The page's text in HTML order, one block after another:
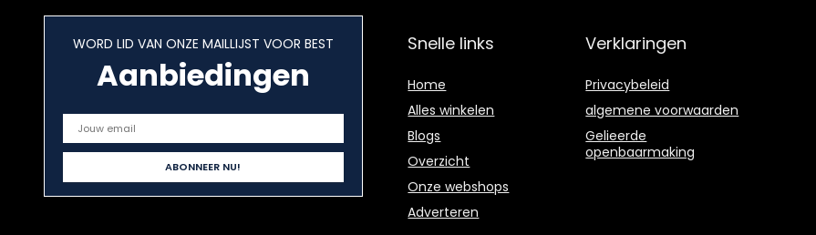
WORD LID VAN ONZE MAILLIJST VOOR BEST
Aanbiedingen
Snelle links
Home
Alles winkelen
Blogs
Overzicht
Onze webshops
Adverteren
Verklaringen
Privacybeleid
algemene voorwaarden
Gelieerde
openbaarmaking